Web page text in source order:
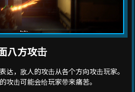
八方攻击
达，敌人的攻击从各个方向攻击玩家。
攻击可能会给玩家带来痛苦。